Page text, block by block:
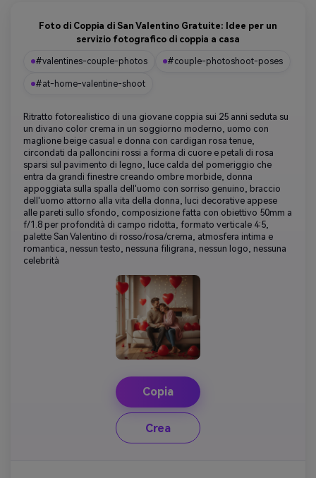
Foto di Coppia di San Valentino Gratuite: Idee per un
servizio fotografico di coppia a casa
#valentines-couple-photos #couple-photoshoot-poses
#at-home-valentine-shoot
Ritratto fotorealistico di una giovane coppia sui 25 anni seduta su
un divano color crema in un soggiorno moderno, uomo con
maglione beige casual e donna con cardigan rosa tenue,
circondati da palloncini rossi a forma di cuore e petali di rosa
sparsi sul pavimento di legno, luce calda del pomeriggio che
entra da grandi finestre creando ombre morbide, donna
appoggiata sulla spalla dell'uomo con sorriso genuino, braccio
dell'uomo attorno alla vita della donna, luci decorative appese
alle pareti sullo sfondo, composizione fatta con obiettivo 50mm a
f/1.8 per profondità di campo ridotta, formato verticale 4:5,
palette San Valentino di rosso/rosa/crema, atmosfera intima e
romantica, nessun testo, nessuna filigrana, nessun logo, nessuna
celebrità
Copia
Crea